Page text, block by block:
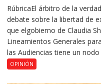
RúbricaEl árbitro de la
debate sobre la libertad de
que elgobierno de Claudia
Lineamientos Generales
las Audiencias tiene un
OPINIÓN